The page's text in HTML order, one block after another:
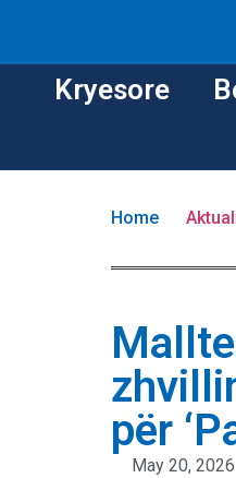
Kryesore
Home
për
May 20, 2026